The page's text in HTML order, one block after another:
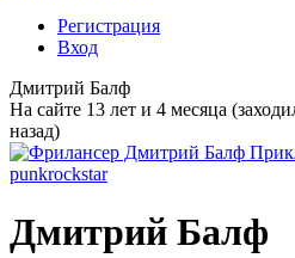
Регистрация
Вход
Дмитрий Балф
На сайте 13 лет и 4 месяца
назад)
Дмитрий Балф